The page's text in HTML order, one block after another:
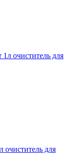
очиститель для